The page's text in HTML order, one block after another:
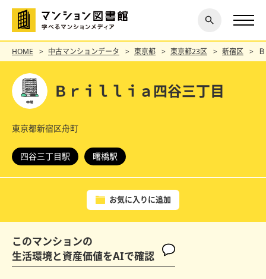
探す
閉じ
る
HOME 中古マンションデータ 東京都 東京都23区 新宿区
Ｂｒｉｌｌｉａ四谷三丁目
東京都新宿区舟町
四谷三丁目駅 曙橋駅
お気に入りに追加
このマンションの
生活環境と資産価値をAIで確認